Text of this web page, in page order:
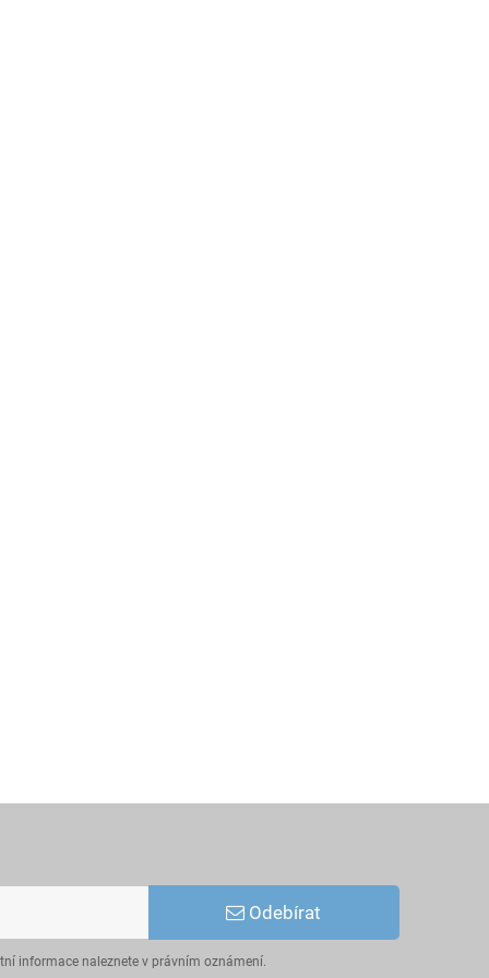
Odebírat
informace naleznete v právním oznámení.